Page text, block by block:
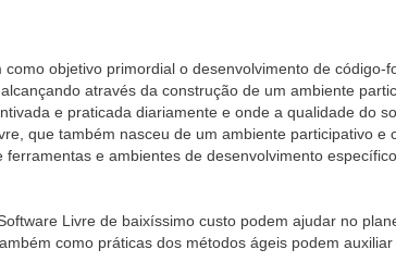
objetivo primordial o desenvolvimento de código-
através da construção de um ambiente
e praticada diariamente e onde a qualidade do
que também nasceu de um ambiente participativo e
e ambientes de desenvolvimento
Livre de baixíssimo custo podem ajudar no
como práticas dos métodos ágeis podem